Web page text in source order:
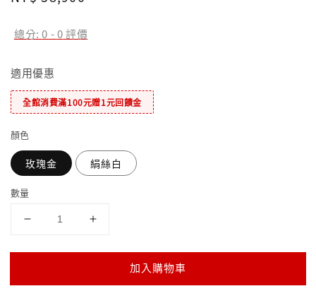
總分:0 -0評價
適用優惠
全館消費滿100元贈1元回饋金
顏色
玫瑰金 絹絲白
數量
加入購物車